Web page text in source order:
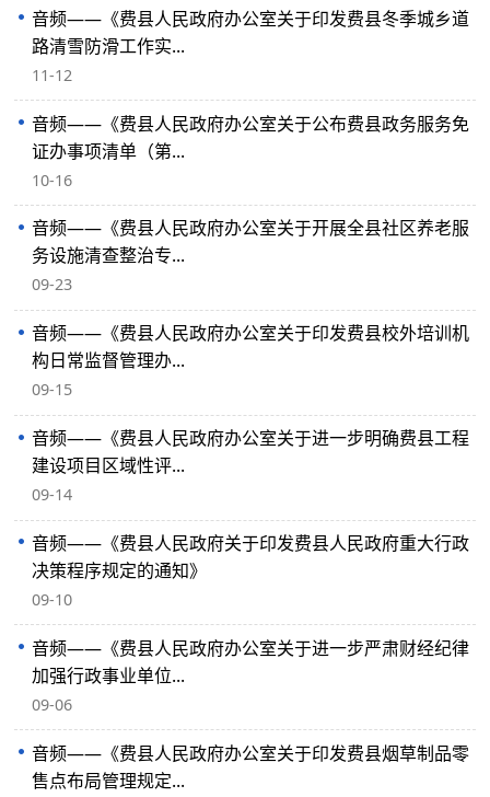
音频——《费县人民政府办公室关于印发费县冬季城乡道
路清雪防滑工作实...
11-12
音频——《费县人民政府办公室关于公布费县政务服务免
证办事项清单（第...
10-16
音频——《费县人民政府办公室关于开展全县社区养老服
务设施清查整治专...
09-23
音频——《费县人民政府办公室关于印发费县校外培训机
构日常监督管理办...
09-15
音频——《费县人民政府办公室关于进一步明确费县工程
建设项目区域性评...
09-14
音频——《费县人民政府关于印发费县人民政府重大行政
决策程序规定的通知》
09-10
音频——《费县人民政府办公室关于进一步严肃财经纪律
加强行政事业单位...
09-06
音频——《费县人民政府办公室关于印发费县烟草制品零
售点布局管理规定...